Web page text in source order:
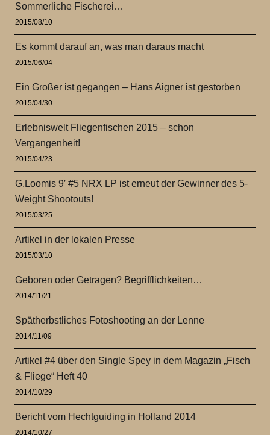
Sommerliche Fischerei…
2015/08/10
Es kommt darauf an, was man daraus macht
2015/06/04
Ein Großer ist gegangen – Hans Aigner ist gestorben
2015/04/30
Erlebniswelt Fliegenfischen 2015 – schon
Vergangenheit!
2015/04/23
G.Loomis 9′ #5 NRX LP ist erneut der Gewinner des 5-
Weight Shootouts!
2015/03/25
Artikel in der lokalen Presse
2015/03/10
Geboren oder Getragen? Begrifflichkeiten…
2014/11/21
Spätherbstliches Fotoshooting an der Lenne
2014/11/09
Artikel #4 über den Single Spey in dem Magazin „Fisch
& Fliege“ Heft 40
2014/10/29
Bericht vom Hechtguiding in Holland 2014
2014/10/27